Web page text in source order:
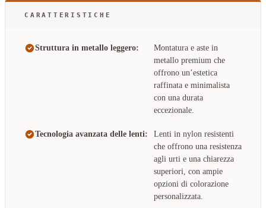
CARATTERISTICHE
Struttura in metallo leggero:
Montatura e aste in
metallo premium che
offrono un’estetica
raffinata e minimalista
con una durata
eccezionale.
Tecnologia avanzata delle lenti:
Lenti in nylon resistenti
che offrono una resistenza
agli urti e una chiarezza
superiori, con ampie
opzioni di colorazione
personalizzata.